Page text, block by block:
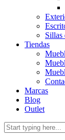
Sillas
Tiendas
Marcas
Blog
Outlet